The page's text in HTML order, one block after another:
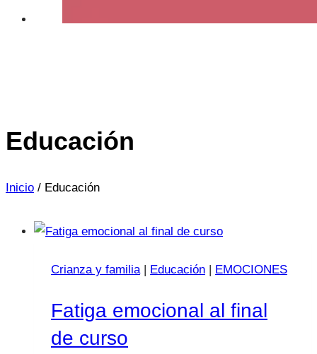
Educación
Inicio / Educación
Crianza y familia| Educación EMOCIONES
Fatiga emocional al final
de curso